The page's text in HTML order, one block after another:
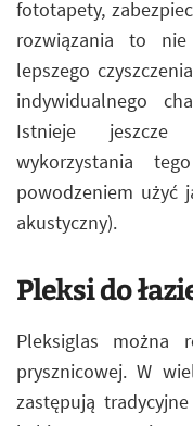
fototapety,
rozwiązania to
lepszego
indywidualnego
Istnieje
wykorzystania
powodzeniem użyć
akustyczny).
Pleksi do
Pleksiglas można
prysznicowej. W
zastępują